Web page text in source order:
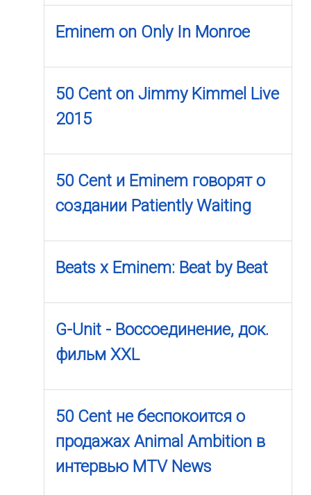
Eminem on Only In Monroe
50 Cent on Jimmy Kimmel Live
2015
50 Cent и Eminem говорят о
создании Patiently Waiting
Beats x Eminem: Beat by Beat
G-Unit - Воссоединение, док.
фильм XXL
50 Cent не беспокоится о
продажах Animal Ambition в
интервью MTV News